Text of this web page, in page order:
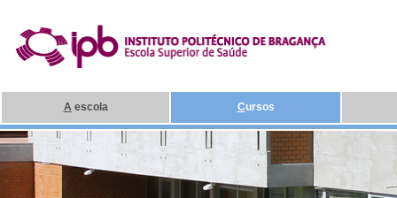
A escola Cursos